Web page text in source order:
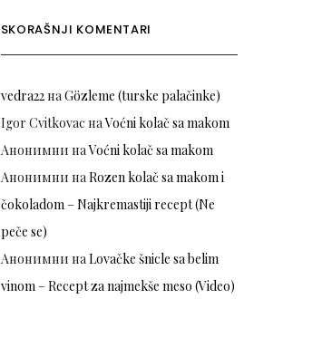
SKORAŠNJI KOMENTARI
vedra22наGözleme (turske palačinke)
Igor Cvitkovac наVoćni kolač sa makom
Анонимни наVoćni kolač sa makom
Анонимни наRozen kolač sa makom i
čokoladom – Najkremastiji recept (Ne
peče se)
Анонимни наLovačke šnicle sa belim
vinom – Recept za najmekše meso (Video)